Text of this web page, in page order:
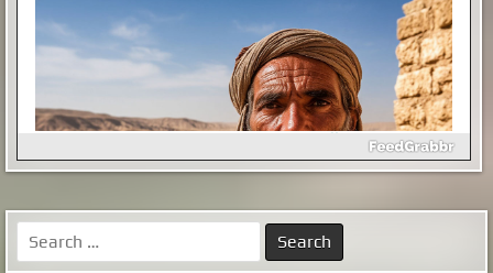
xistory.ru 20th Mar 2025
7 цветов, которые будут повсюду в 2026
году
Осенний гардероб 2026 года отказывается от
привычной меланхолии в пользу сложных цветовых
Search
for: